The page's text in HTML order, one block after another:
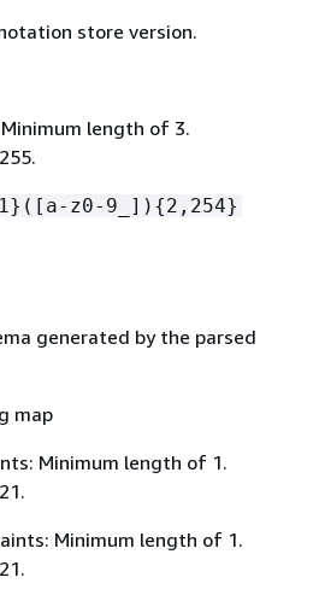
store version.
length of 3.
1}([a-z0-9_]) {2,254}
generated by the parsed
map
Minimum length of 1.
Minimum length of 1.